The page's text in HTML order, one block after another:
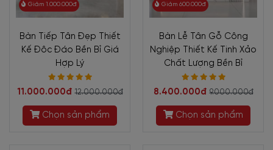
Giảm 1.000.000đ
Bàn Tiếp Tân Đẹp Thiết
Kế Đôc Đáo Bền Bỉ Giá
Hợp Lý
11.000.000đ 12.000.000đ
Chọn sản phẩm
Giảm 600.000đ
Bàn Lễ Tân Gỗ Công
Nghiệp Thiết Kế Tinh Xảo
Chất Lượng Bền Bỉ
8.400.000đ 9.000.000đ
Chọn sản phẩm